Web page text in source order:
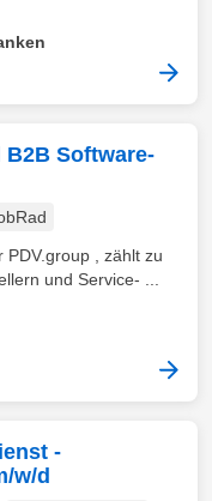
B2B Software-
PDV.group , zählt zu
und Service- ...
-
w/d